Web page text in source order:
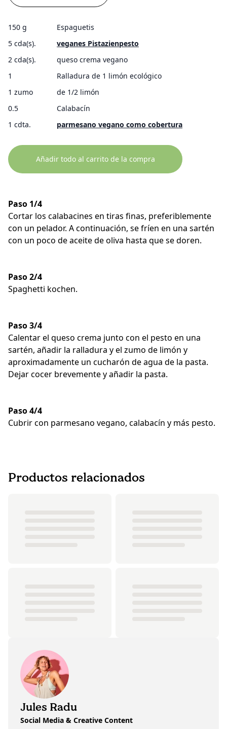
150 g
Espaguetis
5 cda(s).
veganes Pistazienpesto
2 cda(s).
queso crema vegano
1
Ralladura de 1 limón ecológico
1 zumo
de 1/2 limón
0.5
Calabacín
1 cdta.
parmesano vegano como cobertura
Añadir todo al carrito de la compra
Paso 1/4
Cortar los calabacines en tiras finas, preferiblemente
con un pelador. A continuación, se fríen en una sartén
con un poco de aceite de oliva hasta que se doren.
Paso 2/4
Spaghetti kochen.
Paso 3/4
Calentar el queso crema junto con el pesto en una
sartén, añadir la ralladura y el zumo de limón y
aproximadamente un cucharón de agua de la pasta.
Dejar cocer brevemente y añadir la pasta.
Paso 4/4
Cubrir con parmesano vegano, calabacín y más pesto.
Productos relacionados
Jules Radu
Social Media & Creative Content